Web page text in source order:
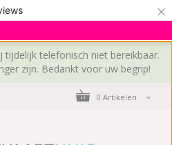
×
tijdelijk telefonisch niet bereikbaar.
zijn. Bedankt voor uw begrip!
0 Artikelen